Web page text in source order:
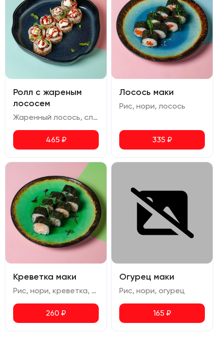
Ролл с жареным
лососем
Жаренный лосось, сливочный сыр, огурец, перец болгарский, икра масаго, кунжут
465 ₽
Лосось маки
Рис, нори, лосось
335 ₽
Креветка маки
Рис, нори, креветка, соус спайси
260 ₽
Огурец маки
Рис, нори, огурец
165 ₽